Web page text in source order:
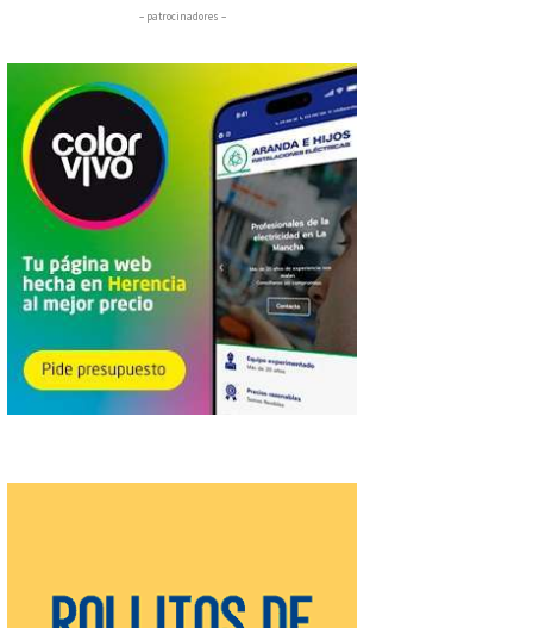
– patrocinadores –